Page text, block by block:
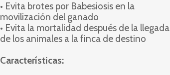
• Evita brotes por Babesiosis en la
movilización del ganado
• Evita la mortalidad después de la llegada
de los animales a la finca de destino
Características: